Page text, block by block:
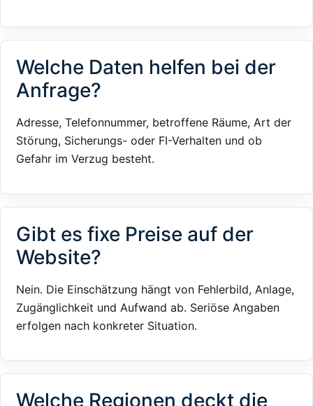
Welche Daten helfen bei der
Anfrage?
Adresse, Telefonnummer, betroffene Räume, Art der
Störung, Sicherungs- oder FI-Verhalten und ob
Gefahr im Verzug besteht.
Gibt es fixe Preise auf der
Website?
Nein. Die Einschätzung hängt von Fehlerbild, Anlage,
Zugänglichkeit und Aufwand ab. Seriöse Angaben
erfolgen nach konkreter Situation.
Welche Regionen deckt die